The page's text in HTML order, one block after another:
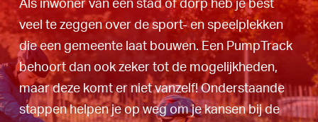
Als inwoner van een stad of dorp heb je best
veel te zeggen over de sport- en speelplekken
die een gemeente laat bouwen. Een PumpTrack
behoort dan ook zeker tot de mogelijkheden,
maar deze komt er niet vanzelf! Onderstaande
stappen helpen je op weg om je kansen bij de